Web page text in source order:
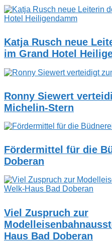
Katja Rusch neue
im Grand Hotel
Ronny Siewert
Michelin-Stern
Fördermittel für die
Doberan
Viel Zuspruch zur
Haus Bad Doberan